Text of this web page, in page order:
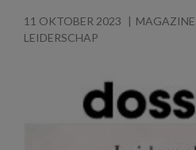
11 OKTOBER 2023 MAGAZINE
LEIDERSCHAP